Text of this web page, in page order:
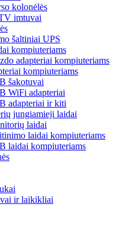
kolonėlės
imtuvai
šaltiniai UPS
kompiuteriams
adapteriai kompiuteriams
kompiuteriams
šakotuvai
WiFi adapteriai
adapteriai ir kiti
jungiamieji laidai
laidai
laidai kompiuteriams
laidai kompiuteriams
ir laikikliai